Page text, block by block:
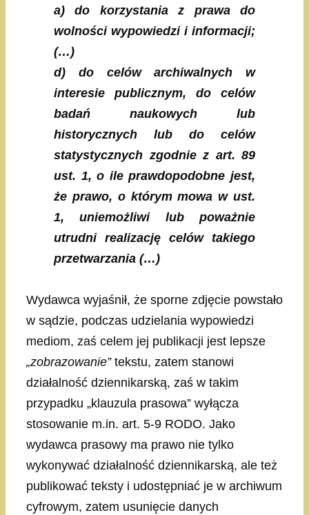
a) do korzystania z prawa do
wolności wypowiedzi i informacji;
(…)
d) do celów archiwalnych w
interesie publicznym, do celów
badań naukowych lub
historycznych lub do celów
statystycznych zgodnie z art. 89
ust. 1, o ile prawdopodobne jest,
że prawo, o którym mowa w ust.
1, uniemożliwi lub poważnie
utrudni realizację celów takiego
przetwarzania (…)
Wydawca wyjaśnił, że sporne zdjęcie powstało
w sądzie, podczas udzielania wypowiedzi
mediom, zaś celem jej publikacji jest lepsze
„zobrazowanie”tekstu, zatem stanowi
działalność dziennikarską, zaś w takim
przypadku „klauzula prasowa” wyłącza
stosowanie m.in. art. 5-9 RODO. Jako
wydawca prasowy ma prawo nie tylko
wykonywać działalność dziennikarską, ale też
publikować teksty i udostępniać je w archiwum
cyfrowym, zatem usunięcie danych